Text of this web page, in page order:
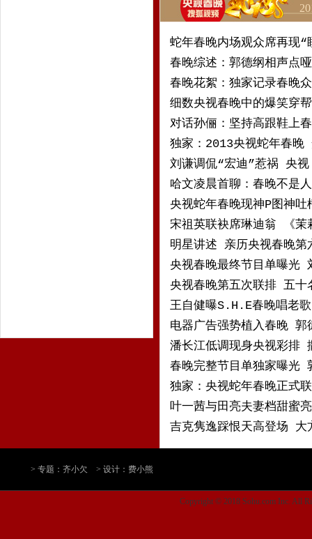
蛇年春晚内场观众席再现“
春晚综述：郭德纲相声点
春晚花絮：独家记录春晚
细数央视春晚中的爆笑穿
对话孙俪：坚持高跟鞋上
独家：2013央视蛇年春晚
刘谦调侃“宏迪”惹祸 央视
哈文凌晨首聊：春晚不是
央视蛇年春晚现神P图神吐
宋祖英联袂席琳迪翁 《茉
明星讲述 亲历央视春晚第
央视春晚最终节目单曝光
央视春晚第五次联排 五十
王自健曝S.H.E春晚唱老
电器广告强势植入春晚 郭
潘长江低调现身央视彩排
春晚完整节目单独家曝光
独家：央视蛇年春晚正式
叶一茜与田亮夫妻档甜蜜
吉克隽逸踩恨天高登场 大
> 专题：齐小欠 > 设计：费小熊
Copyright © 2018 Sohu.com Inc. All